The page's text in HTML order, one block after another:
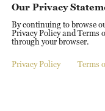
Copyright © 2024 CGTN.
京ICP备20000184号
Our Privacy
By continuing to browse
Privacy Policy and Terms
through your browser.
Privacy Policy Terms